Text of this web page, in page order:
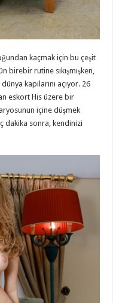
kaçmak için bu çeşit
rutine sıkışmışken,
kapılarını açıyor. 26
eskort His üzere bir
içine düşmek
dakika sonra, kendinizi